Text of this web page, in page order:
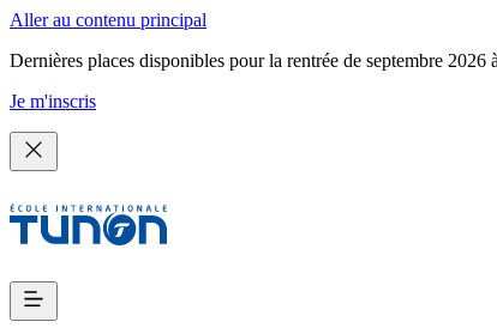
Aller au contenu principal
Dernières places disponibles pour la rentrée de septembre
Je m'inscris